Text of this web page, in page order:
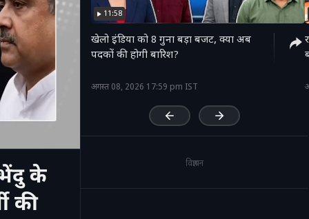
के
की
11:58
खेलो इंडिया को 8 गुना बड़ा बजट, क्या अब
पदकों की होगी बारिश?
अगस्त 08, 2026 17:59 pm IST
विज्ञापन